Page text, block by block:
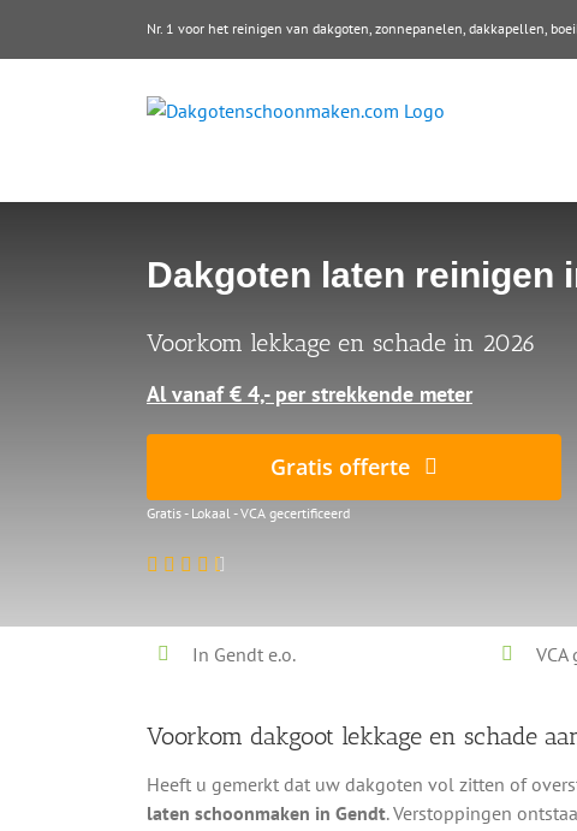
Nr. 1 voor het reinigen van dakgoten, zonnepanelen, dakkapellen,
Dakgoten laten reinigen
Voorkom lekkage en schade in 2026
Al vanaf € 4,- per strekkende meter
Gratis offerte
Gratis - Lokaal - VCA gecertificeerd
In Gendt e.o. VCA
Voorkom dakgoot lekkage en schade
Heeft u gemerkt dat uw dakgoten vol zitten of
laten schoonmaken in Gendt. Verstoppingen